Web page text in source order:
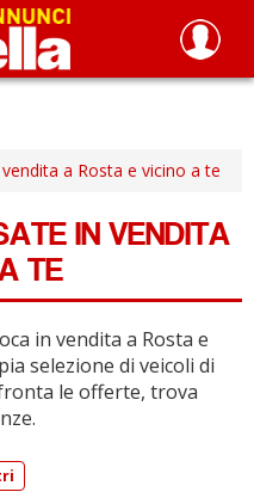
a Rosta e vicino a te
IN VENDITA
TE
in vendita a Rosta e
selezione di veicoli di
le offerte, trova